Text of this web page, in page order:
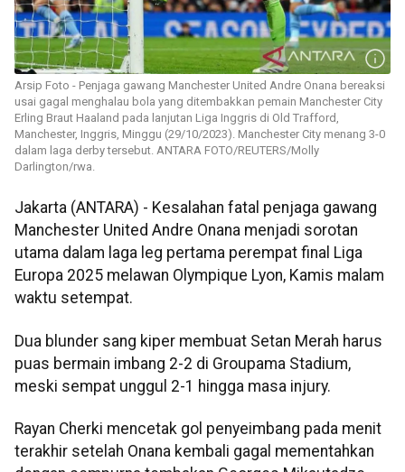
Arsip Foto - Penjaga gawang Manchester United Andre Onana bereaksi
usai gagal menghalau bola yang ditembakkan pemain Manchester City
Erling Braut Haaland pada lanjutan Liga Inggris di Old Trafford,
Manchester, Inggris, Minggu (29/10/2023). Manchester City menang 3-0
dalam laga derby tersebut. ANTARA FOTO/REUTERS/Molly
Darlington/rwa.
Jakarta (ANTARA) - Kesalahan fatal penjaga gawang
Manchester United Andre Onana menjadi sorotan
utama dalam laga leg pertama perempat final Liga
Europa 2025 melawan Olympique Lyon, Kamis malam
waktu setempat.
Dua blunder sang kiper membuat Setan Merah harus
puas bermain imbang 2-2 di Groupama Stadium,
meski sempat unggul 2-1 hingga masa injury.
Rayan Cherki mencetak gol penyeimbang pada menit
terakhir setelah Onana kembali gagal mementahkan